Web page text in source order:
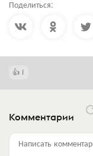
Поделиться:
1
Комментарии
Написать